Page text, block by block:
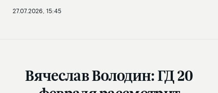
27.07.2026, 15:45
Вячеслав Володин: ГД 20